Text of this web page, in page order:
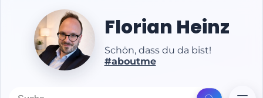
Florian Heinz
Schön, dass du da bist!
#aboutme